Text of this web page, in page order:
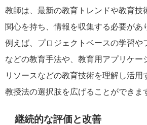
教師は、最新の教育トレンドや教育技
関心を持ち、情報を収集する必要があ
例えば、プロジェクトベースの学習や
などの教育手法や、教育用アプリケー
リソースなどの教育技術を理解し活用
教授法の選択肢を広げることができま
継続的な評価と改善